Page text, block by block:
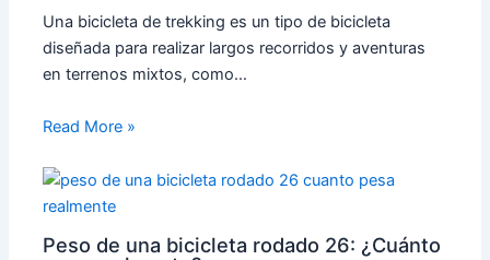
Una bicicleta de trekking es un tipo de bicicleta
diseñada para realizar largos recorridos y aventuras
en terrenos mixtos, como…
Read More »
Peso de una bicicleta rodado 26: ¿Cuánto